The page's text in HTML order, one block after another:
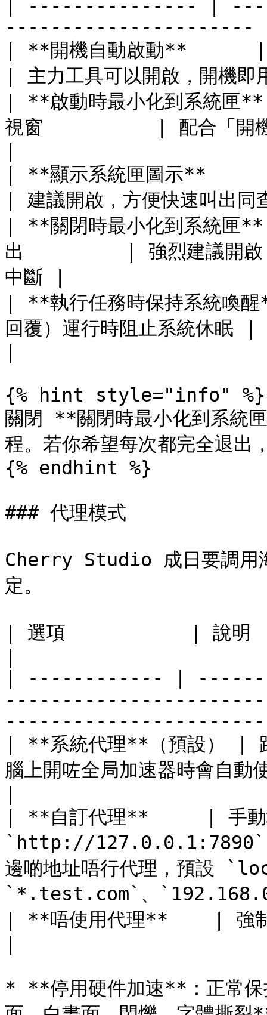
| --------------- |
----------------------
| **開機自動啟動**      |
| 主力工具可以開啟，
| **啟動時最小化到系統匣
視窗          | 配合「開機
| **顯示系統匣圖示**     |
| 建議開啟，方便快速叫
| **關閉時最小化到系統
出         | 強烈建議開啟：
中斷 |
| **執行任務時保持系統喚
回覆）運行時阻止系統休眠 |
{% hint style="info" %}
關閉 **關閉時最小化到系
程。若你希望每次都完全退出
{% endhint %}
### 代理模式
Cherry Studio 成日要調用
定。
| 選項           | 說明
| ------------ |
| **系統代理**（預設） |
腦上開咗全局加速器時會自動
| **自訂代理**     | 手動
`http://127.0.0.1:7890`）
邊啲地址唔行代理，預設
`*.test.com`、
| **唔使用代理**    | 強
* **停用硬件加速**：正常保